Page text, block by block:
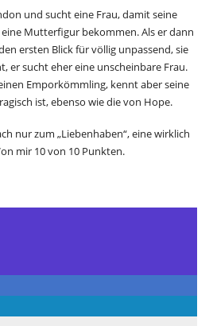
und sucht eine Frau, damit seine
Mutterfigur bekommen. Als er dann
ersten Blick für völlig unpassend, sie
er sucht eher eine unscheinbare Frau.
Emporkömmling, kennt aber seine
ist, ebenso wie die von Hope.
nur zum „Liebenhaben“, eine wirklich
mir 10 von 10 Punkten.